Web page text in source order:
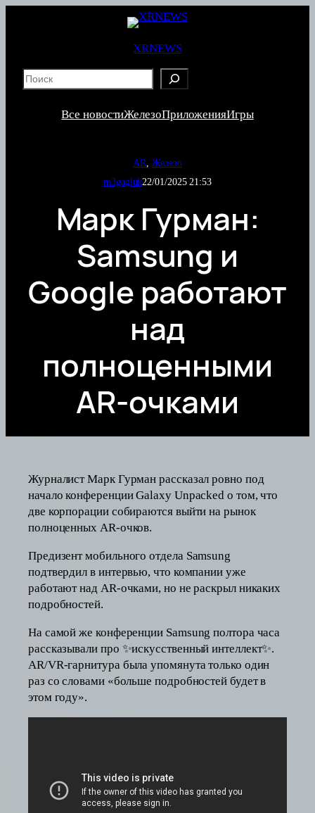
XRNEWS
Все новостиЖелезоПриложенияИгры
AR Железо
m3gagluk22/01/2025 21:53
Марк Гурман:
Samsung и
Google работают
над
полноценными
AR-очками
Журналист Марк Гурман рассказал ровно под
начало конференции Galaxy Unpacked о том, что
две корпорации собираются выйти на рынок
полноценных AR-очков.
Предизент мобильного отдела Samsung
подтвердил в интервью, что компании уже
работают над AR-очками, но не раскрыл никаких
подробностей.
На самой же конференции Samsung полтора часа
рассказывали про ✨искусственный интеллект✨.
AR/VR-гарнитура была упомянута только один
раз со словами «больше подробностей будет в
этом году».